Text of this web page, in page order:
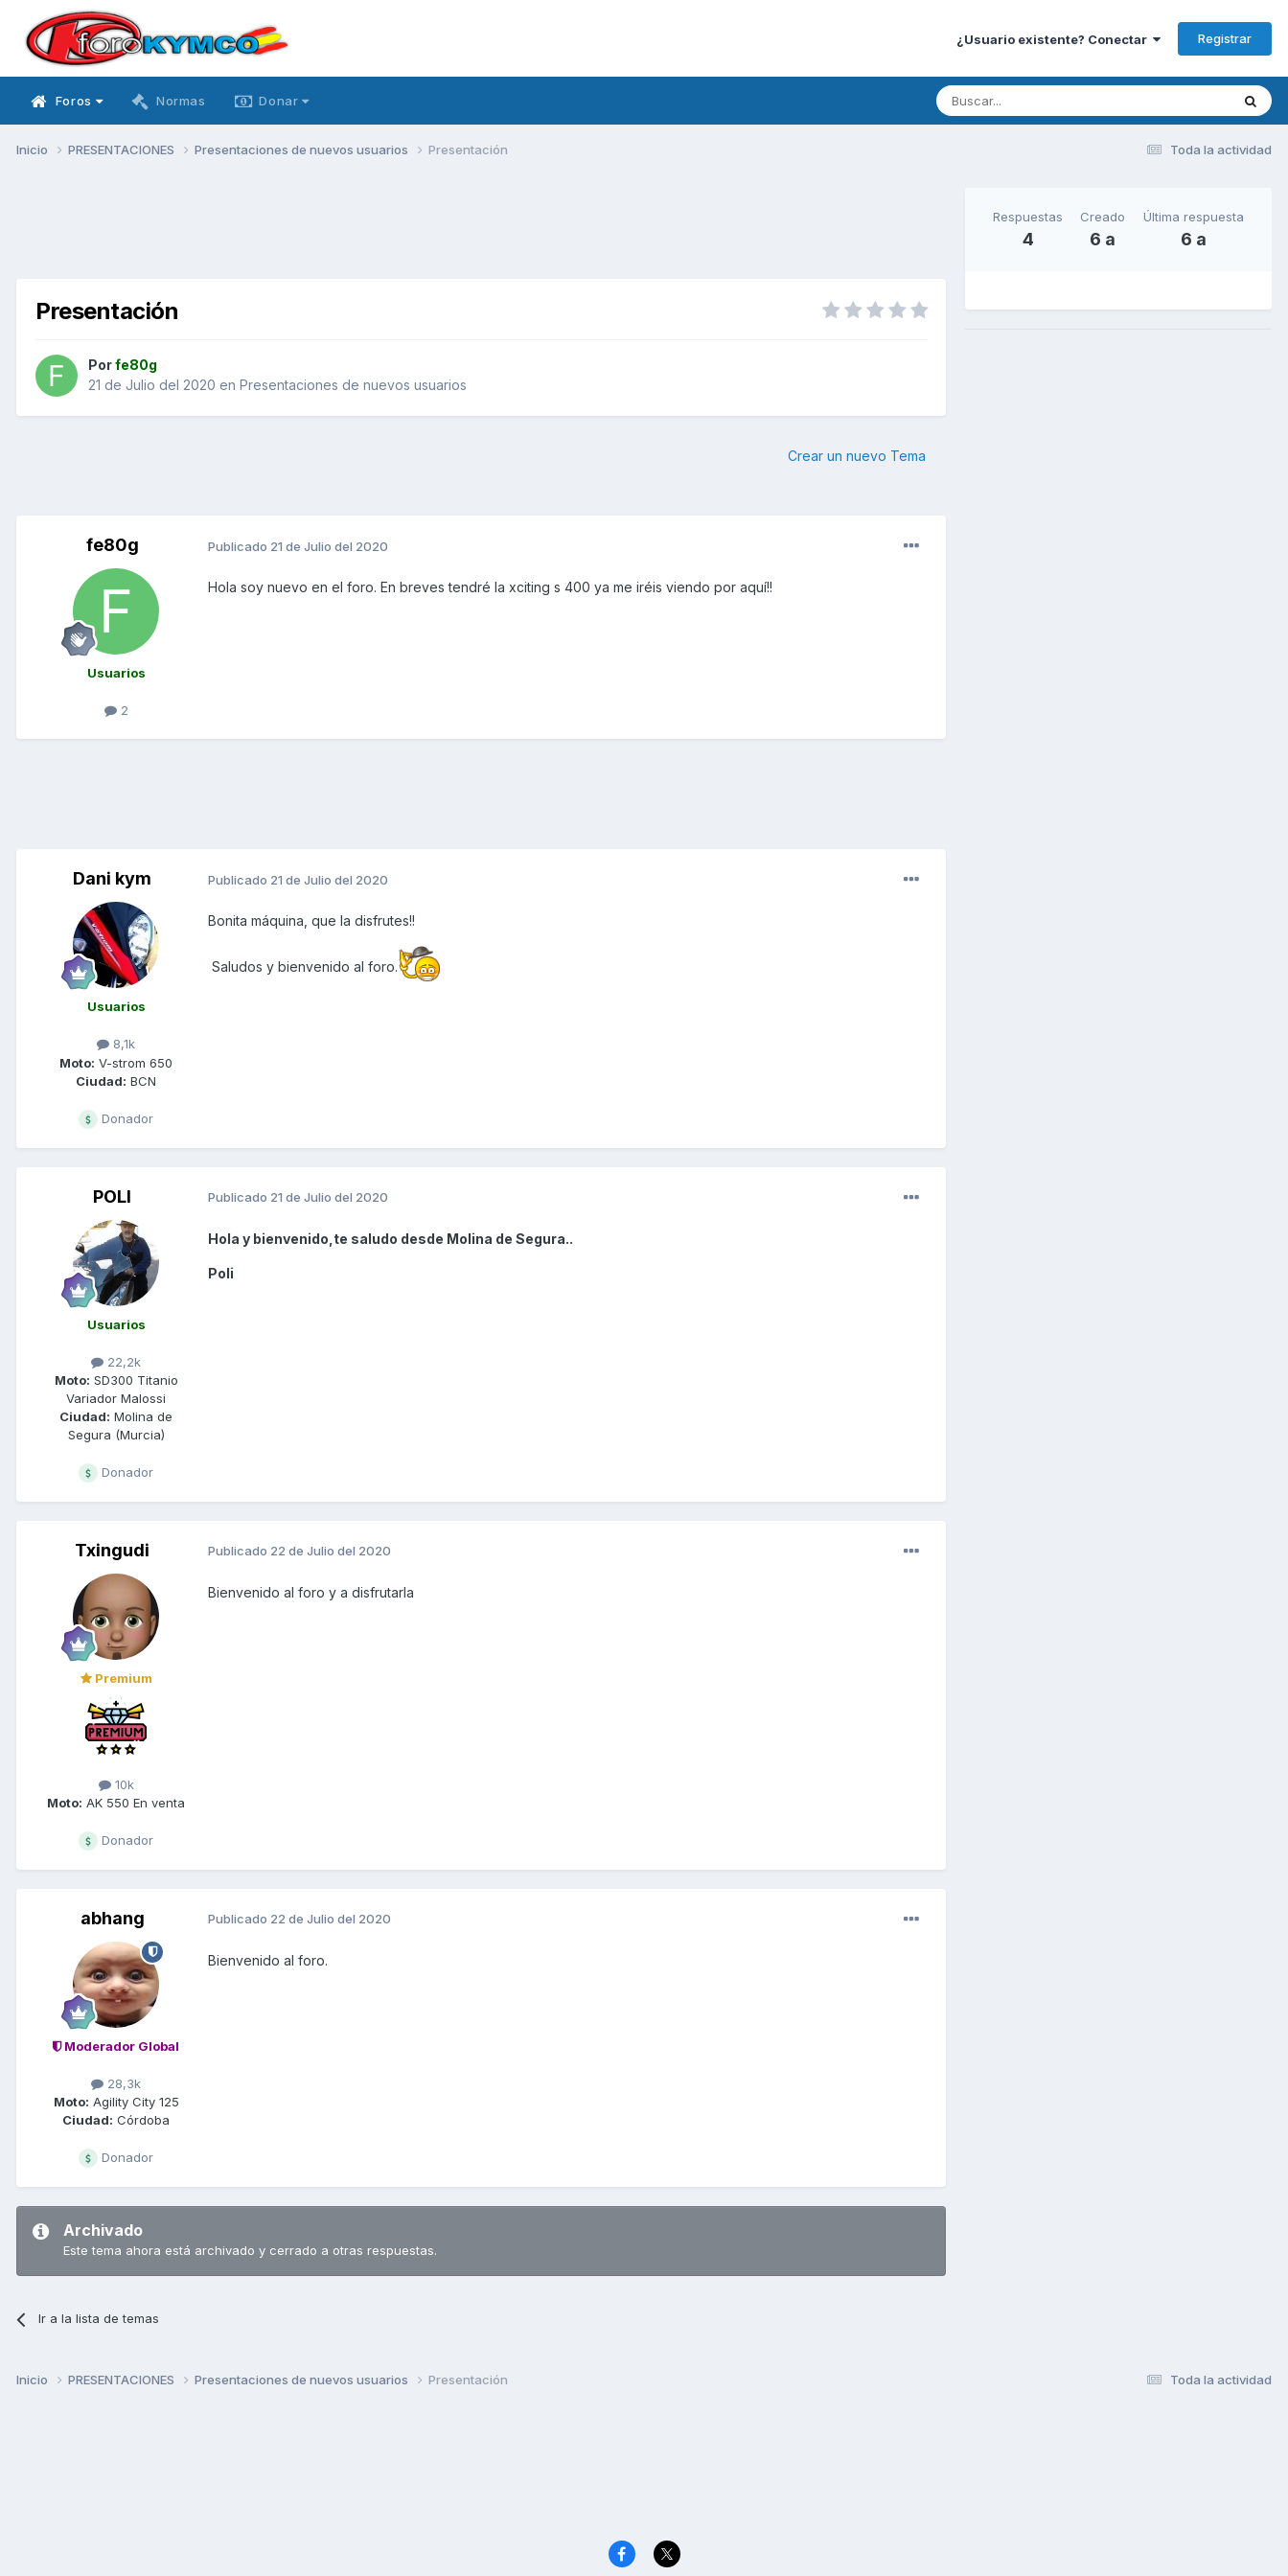
¿Usuario existente? Conectar Registrar
Foros Normas Donar
Toda la actividad
Inicio PRESENTACIONES Presentaciones de nuevos usuarios Presentación
Presentación
Porfe80g
21 de Julio del 2020 en Presentaciones de nuevos usuarios
Crear un nuevo Tema
fe80g
Usuarios
2
Publicado 21 de Julio del 2020
Hola soy nuevo en el foro. En breves tendré la xciting s 400 ya me iréis viendo por aquí!!
Dani kym
Usuarios
8,1k
Moto: V-strom 650
Ciudad: BCN
Donador
Publicado 21 de Julio del 2020
Bonita máquina, que la disfrutes!!
Saludos y bienvenido al foro.
POLI
Usuarios
22,2k
Moto: SD300 Titanio
Variador Malossi
Ciudad: Molina de
Segura (Murcia)
Donador
Publicado 21 de Julio del 2020
Hola y bienvenido,te saludo desde Molina de Segura..
Poli
Txingudi
Premium
10k
Moto: AK 550 En venta
Donador
Publicado 22 de Julio del 2020
Bienvenido al foro y a disfrutarla
abhang
Moderador Global
28,3k
Moto: Agility City 125
Ciudad: Córdoba
Donador
Publicado 22 de Julio del 2020
Bienvenido al foro.
Archivado
Este tema ahora está archivado y cerrado a otras respuestas.
Ir a la lista de temas
Respuestas
4
Creado
6 a
Última respuesta
6 a
Toda la actividad
Inicio PRESENTACIONES Presentaciones de nuevos usuarios Presentación